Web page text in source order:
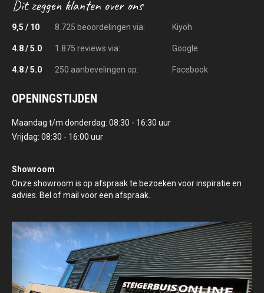
9,5 / 10 8.725 beoordelingen via: Kiyoh
4.8 / 5.0 1.875 reviews via: Google
4.8 / 5.0 250 aanbevelingen op: Facebook
OPENINGSTIJDEN
Maandag t/m donderdag: 08:30 - 16:30 uur
Vrijdag: 08:30 - 16:00 uur
Showroom
Onze showroom is op afspraak te bezoeken voor inspiratie en
advies. Bel of mail voor een afspraak.